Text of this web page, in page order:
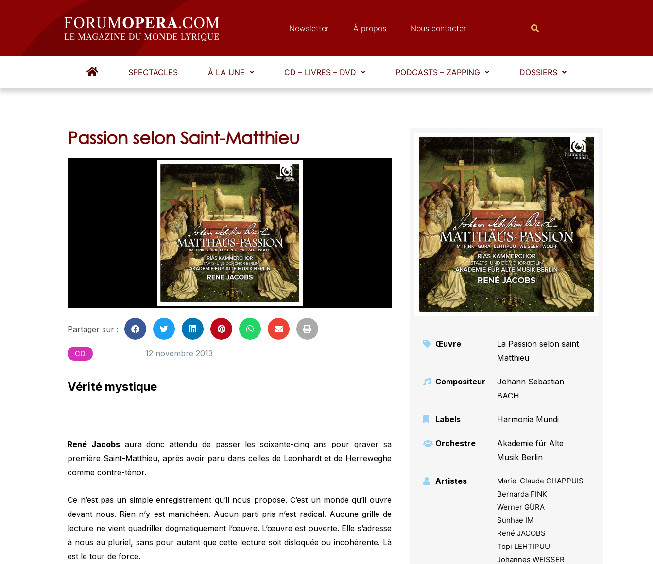
Newsletter À propos Nous contacter
SPECTACLES À LA UNE CD – LIVRES – DVD PODCASTS – ZAPPING DOSSIERS
Passion selon Saint-Matthieu
Partager sur :
CD 12 novembre 2013
Vérité mystique
René Jacobsaura donc attendu de passer les soixante-cinq ans pour graver sa
première Saint-Matthieu, après avoir paru dans celles de Leonhardt et de Herreweghe
comme contre-ténor.
Ce n’est pas un simple enregistrement qu’il nous propose. C’est un monde qu’il ouvre
devant nous. Rien n’y est manichéen. Aucun parti pris n’est radical. Aucune grille de
lecture ne vient quadriller dogmatiquement l’œuvre. L’œuvre est ouverte. Elle s’adresse
à nous au pluriel, sans pour autant que cette lecture soit disloquée ou incohérente. Là
est le tour de force.
Œuvre
La Passion selon saint
Matthieu
Compositeur
Johann Sebastian
BACH
Labels Harmonia Mundi
Orchestre
Akademie für Alte
Musik Berlin
Artistes
Marie-Claude CHAPPUIS
Bernarda FINK
Werner GÜRA
Sunhae IM
René JACOBS
Topi LEHTIPUU
Johannes WEISSER